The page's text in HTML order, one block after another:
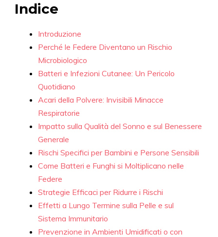
Indice
Introduzione
Perché le Federe Diventano un Rischio
Microbiologico
Batteri e Infezioni Cutanee: Un Pericolo
Quotidiano
Acari della Polvere: Invisibili Minacce
Respiratorie
Impatto sulla Qualità del Sonno e sul Benessere
Generale
Rischi Specifici per Bambini e Persone Sensibili
Come Batteri e Funghi si Moltiplicano nelle
Federe
Strategie Efficaci per Ridurre i Rischi
Effetti a Lungo Termine sulla Pelle e sul
Sistema Immunitario
Prevenzione in Ambienti Umidificati o con